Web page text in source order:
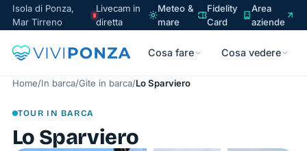
Isola di Ponza,
Mar Tirreno
Livecam in
diretta
Meteo &
mare
Fidelity
Card
Area
aziende
Cosa fare Cosa vedere
Home/In barca/Gite in barca/Lo Sparviero
TOUR IN BARCA
Lo Sparviero